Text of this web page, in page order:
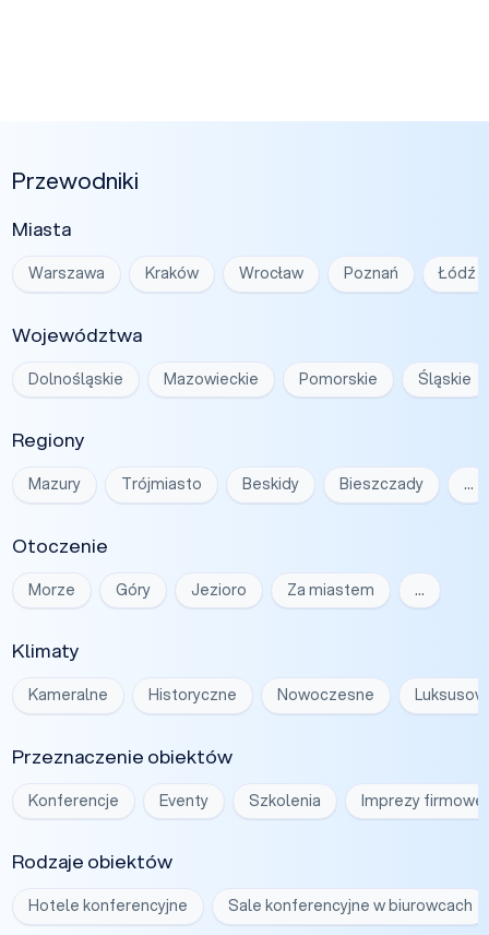
Przewodniki
Miasta
Warszawa Kraków Wrocław Poznań Łódź
Województwa
Dolnośląskie Mazowieckie Pomorskie Śląskie
Regiony
Mazury Trójmiasto Beskidy Bieszczady …
Otoczenie
Morze Góry Jezioro Za miastem …
Klimaty
Kameralne Historyczne Nowoczesne
Przeznaczenie obiektów
Konferencje Eventy Szkolenia Imprezy firmowe
Rodzaje obiektów
Hotele konferencyjne Sale konferencyjne w biurowcach